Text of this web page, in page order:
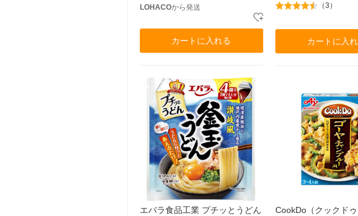
LOHACOから発送
カートに入れる
（3）
カートに入
エバラ食品工業 プチッとうどん CookDo（クックド